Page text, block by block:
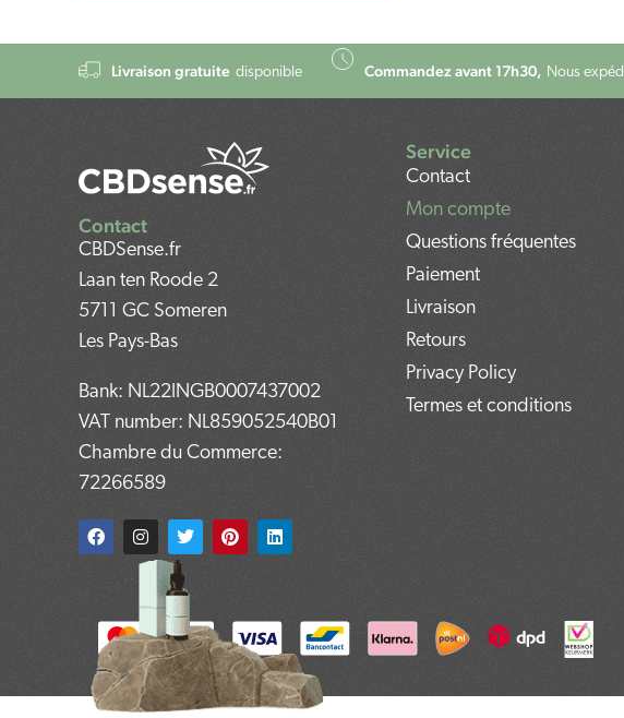
Livraison gratuite disponible Commandez avant 17h30, Nous
Contact
CBDSense.fr
Laan ten Roode 2
5711 GC Someren
Les Pays-Bas
Bank: NL22INGB0007437002
VAT number: NL859052540B01
Chambre du Commerce:
72266589
F
a
k
I
n
s
r
a
m
T
w
t
t
e
r
P
i
e
s
t
L
i
i
n
Service
Contact
Mon compte
Questions fréquentes
Paiement
Livraison
Retours
Privacy Policy
Termes et conditions